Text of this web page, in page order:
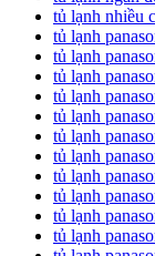
tủ lạnh nhiều
tủ lạnh
tủ lạnh
tủ lạnh
tủ lạnh
tủ lạnh
tủ lạnh
tủ lạnh
tủ lạnh
tủ lạnh
tủ lạnh
tủ lạnh